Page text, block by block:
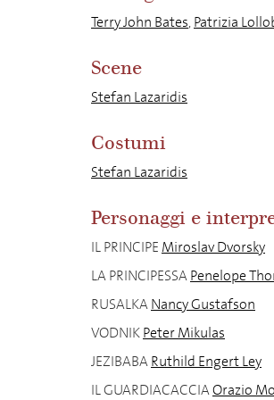
Terry John Bates,Patrizia
Scene
Stefan Lazaridis
Costumi
Stefan Lazaridis
Personaggi e
IL PRINCIPE Miroslav Dvorsky
LA PRINCIPESSAPenelope
RUSALKANancy Gustafson
VODNIKPeter Mikulas
JEZIBABARuthild Engert Ley
IL GUARDIACACCIAOrazio